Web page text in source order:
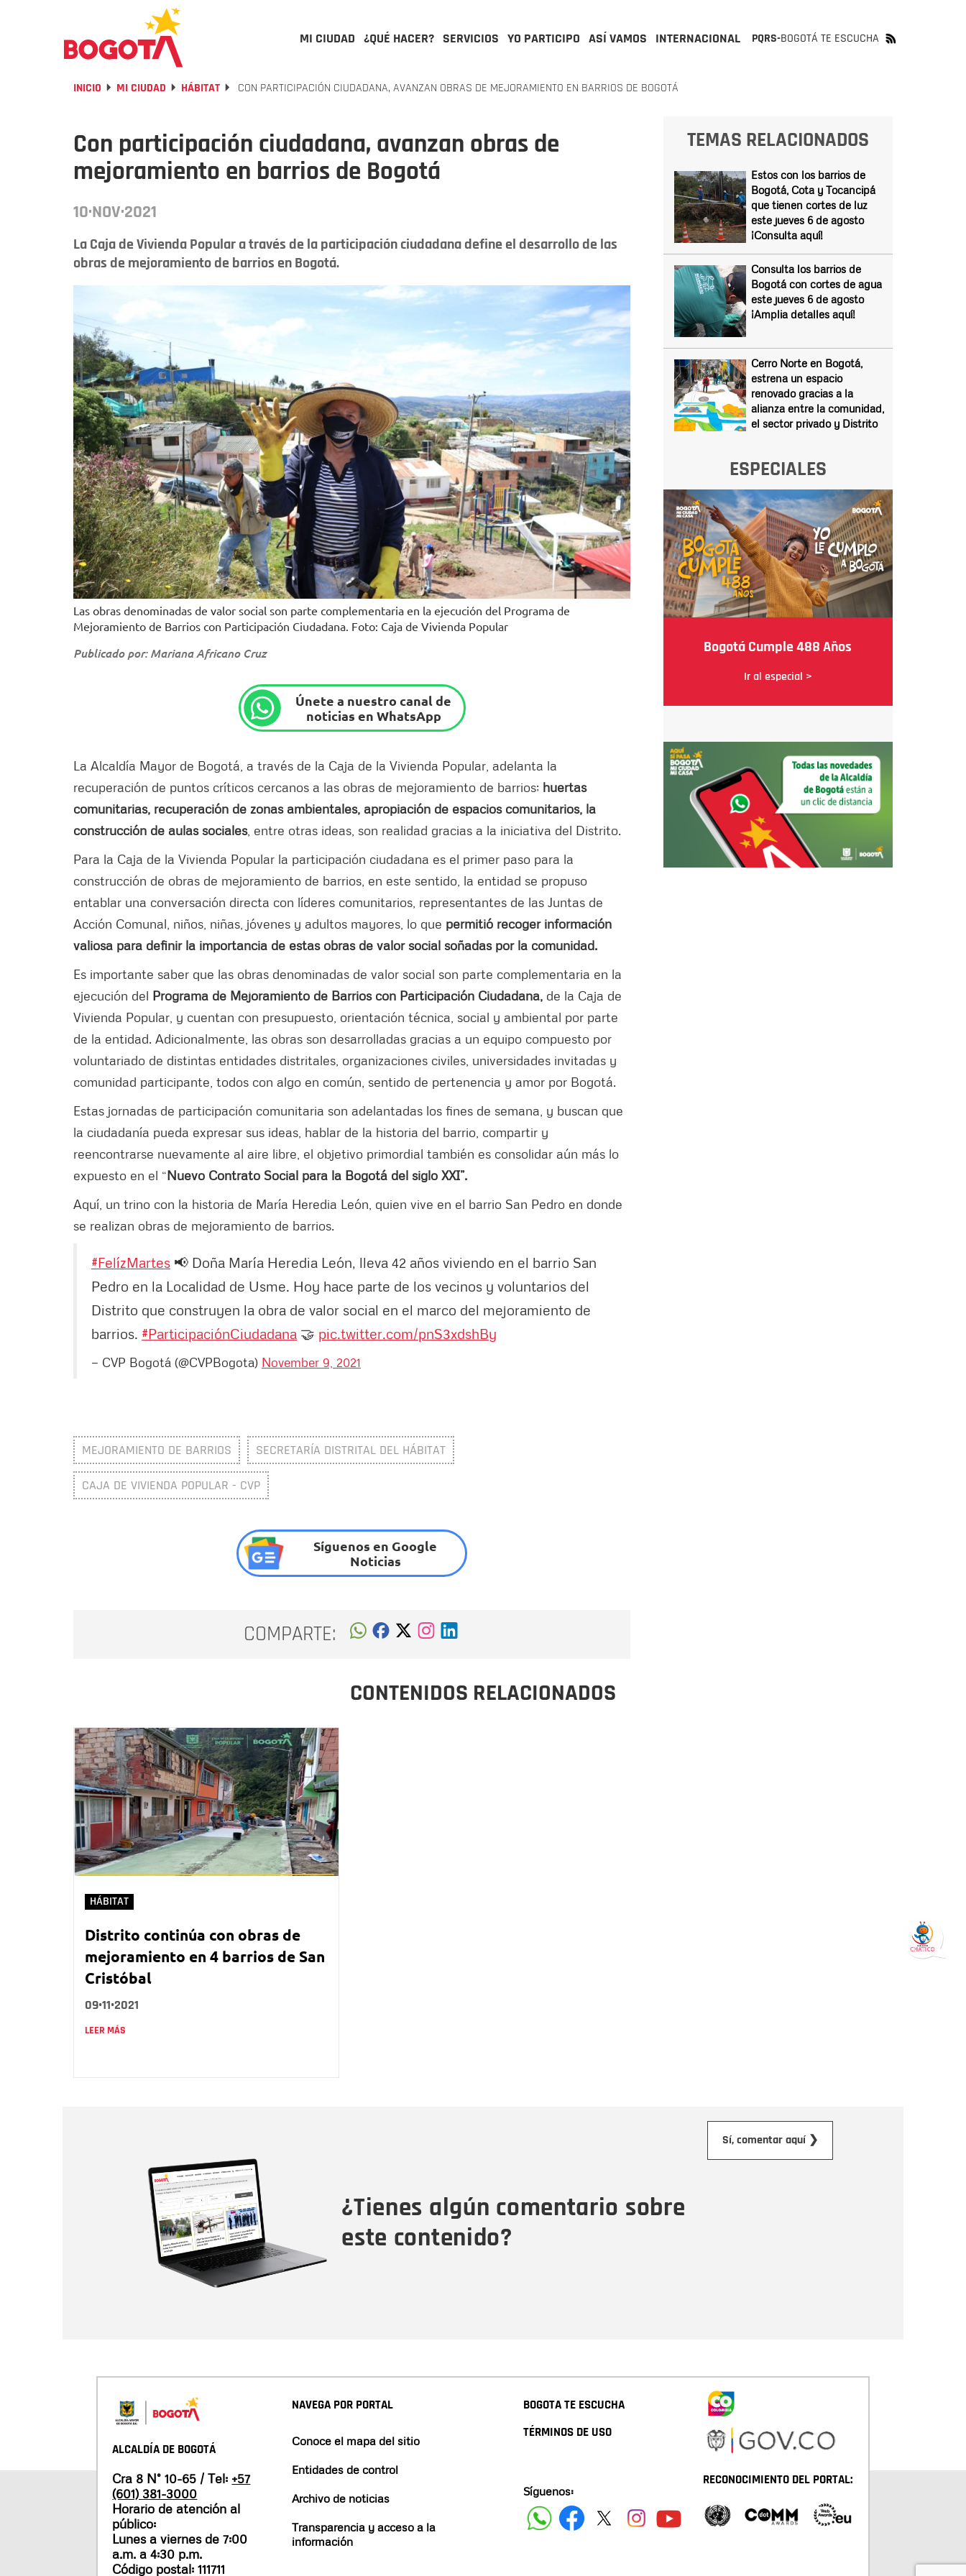
MI CIUDAD ¿QUÉ HACER? SERVICIOS YO PARTICIPO ASÍ VAMOS INTERNACIONAL PQRS-BOGOTÁ TE ESCUCHA
INICIO MI CIUDAD HÁBITAT CON PARTICIPACIÓN CIUDADANA, AVANZAN OBRAS DE MEJORAMIENTO EN BARRIOS DE BOGOTÁ
Con participación ciudadana, avanzan obras de
mejoramiento en barrios de Bogotá
10·NOV·2021
La Caja de Vivienda Popular a través de la participación ciudadana define el desarrollo de las
obras de mejoramiento de barrios en Bogotá.
Las obras denominadas de valor social son parte complementaria en la ejecución del Programa de
Mejoramiento de Barrios con Participación Ciudadana. Foto: Caja de Vivienda Popular
Publicado por: Mariana Africano Cruz
Únete a nuestro canal de
noticias en WhatsApp
La Alcaldía Mayor de Bogotá, a través de la Caja de la Vivienda Popular, adelanta la
recuperación de puntos críticos cercanos a las obras de mejoramiento de barrios; huertas
comunitarias, recuperación de zonas ambientales, apropiación de espacios comunitarios, la
construcción de aulas sociales, entre otras ideas, son realidad gracias a la iniciativa del Distrito.
Para la Caja de la Vivienda Popular la participación ciudadana es el primer paso para la
construcción de obras de mejoramiento de barrios, en este sentido, la entidad se propuso
entablar una conversación directa con líderes comunitarios, representantes de las Juntas de
Acción Comunal, niños, niñas, jóvenes y adultos mayores, lo que permitió recoger información
valiosa para definir la importancia de estas obras de valor social soñadas por la comunidad.
Es importante saber que las obras denominadas de valor social son parte complementaria en la
ejecución del Programa de Mejoramiento de Barrios con Participación Ciudadana, de la Caja de
Vivienda Popular, y cuentan con presupuesto, orientación técnica, social y ambiental por parte
de la entidad. Adicionalmente, las obras son desarrolladas gracias a un equipo compuesto por
voluntariado de distintas entidades distritales, organizaciones civiles, universidades invitadas y
comunidad participante, todos con algo en común, sentido de pertenencia y amor por Bogotá.
Estas jornadas de participación comunitaria son adelantadas los fines de semana, y buscan que
la ciudadanía pueda expresar sus ideas, hablar de la historia del barrio, compartir y
reencontrarse nuevamente al aire libre, el objetivo primordial también es consolidar aún más lo
expuesto en el “Nuevo Contrato Social para la Bogotá del siglo XXI”.
Aquí, un trino con la historia de María Heredia León, quien vive en el barrio San Pedro en donde
se realizan obras de mejoramiento de barrios.
#FelízMartes 📢 Doña María Heredia León, lleva 42 años viviendo en el barrio San
Pedro en la Localidad de Usme. Hoy hace parte de los vecinos y voluntarios del
Distrito que construyen la obra de valor social en el marco del mejoramiento de
barrios. #ParticipaciónCiudadana 🤝 pic.twitter.com/pnS3xdshBy
— CVP Bogotá (@CVPBogota) November 9, 2021
MEJORAMIENTO DE BARRIOS SECRETARÍA DISTRITAL DEL HÁBITAT
CAJA DE VIVIENDA POPULAR - CVP
Síguenos en Google
Noticias
COMPARTE:
TEMAS RELACIONADOS
Estos con los barrios de
Bogotá, Cota y Tocancipá
que tienen cortes de luz
este jueves 6 de agosto
¡Consulta aquí!
Consulta los barrios de
Bogotá con cortes de agua
este jueves 6 de agosto
¡Amplia detalles aquí!
Cerro Norte en Bogotá,
estrena un espacio
renovado gracias a la
alianza entre la comunidad,
el sector privado y Distrito
ESPECIALES
Bogotá Cumple 488 Años
Ir al especial >
CONTENIDOS RELACIONADOS
HÁBITAT
Distrito continúa con obras de
mejoramiento en 4 barrios de San
Cristóbal
09•11•2021
LEER MÁS
¿Tienes algún comentario sobre
este contenido?
Sí, comentar aquí ❯
ALCALDÍA DE BOGOTÁ
Cra 8 N° 10-65 / Tel: +57
(601) 381-3000
Horario de atención al
público:
Lunes a viernes de 7:00
a.m. a 4:30 p.m.
Código postal: 111711
NAVEGA POR PORTAL
Conoce el mapa del sitio
Entidades de control
Archivo de noticias
Transparencia y acceso a la
información
BOGOTA TE ESCUCHA
TÉRMINOS DE USO
Síguenos:
RECONOCIMIENTO DEL PORTAL: